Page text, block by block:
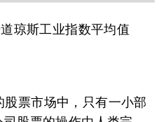
琼斯工业指数平均值
票市场中，只有一小部